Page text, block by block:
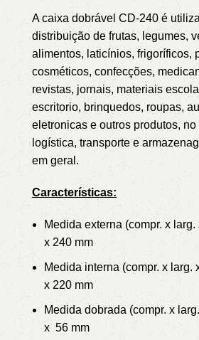
A caixa dobrável CD-240 é
distribuição de frutas, legumes,
alimentos, laticínios, frigoríficos,
cosméticos, confecções,
revistas, jornais, materiais
escritorio, brinquedos, roupas,
eletronicas e outros produtos, no
logística, transporte e
em geral.
Características:
Medida externa (compr. x
x 240 mm
Medida interna (compr. x larg.
x 220 mm
Medida dobrada (compr. x
x 56 mm